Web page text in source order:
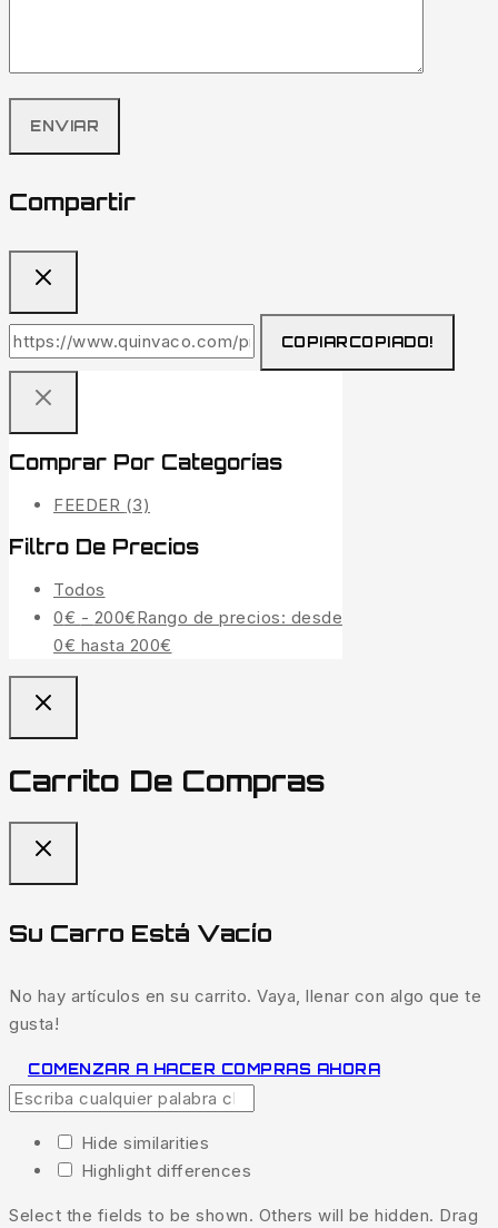
Compartir
COPIARCOPIADO!
Comprar Por Categorías
FEEDER (3)
Filtro De Precios
Todos
0€ - 200€Rango de precios: desde
0€ hasta 200€
Carrito De Compras
Su Carro Está Vacío
No hay artículos en su carrito. Vaya, llenar con algo que te
gusta!
COMENZAR A HACER COMPRAS AHORA
Hide similarities
Highlight differences
Select the fields to be shown. Others will be hidden. Drag